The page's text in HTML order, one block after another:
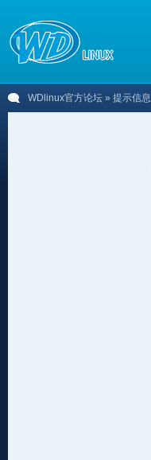
WDlinux官方论坛 » 提示信息